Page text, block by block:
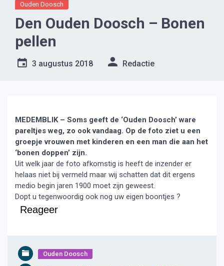
Ouden Doosch
Den Ouden Doosch – Bonen
pellen
3 augustus 2018 Redactie
MEDEMBLIK – Soms geeft de ‘Ouden Doosch’ ware
pareltjes weg, zo ook vandaag. Op de foto ziet u een
groepje vrouwen met kinderen en een man die aan het
‘bonen doppen’ zijn.
Uit welk jaar de foto afkomstig is heeft de inzender er
helaas niet bij vermeld maar wij schatten dat dit ergens
medio begin jaren 1900 moet zijn geweest.
Dopt u tegenwoordig ook nog uw eigen boontjes ?
Reageer
Ouden Doosch